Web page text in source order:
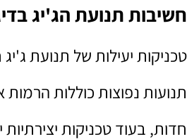
חשיבות תנועת הג'יג
טכניקות יעילות של תנועת ג'יג
תנועות נפוצות כוללות הרמות
חדות, בעוד טכניקות יצירתיות